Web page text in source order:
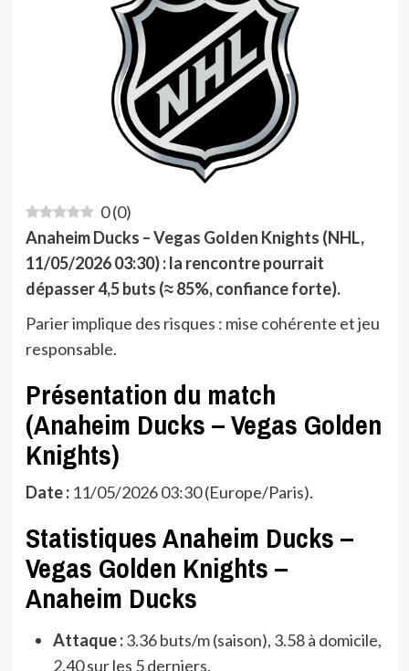
0(0)
Anaheim Ducks – Vegas Golden Knights (NHL,
11/05/2026 03:30) : la rencontre pourrait
dépasser 4,5 buts (≈ 85%, confiance forte).
Parier implique des risques : mise cohérente et jeu
responsable.
Présentation du match
(Anaheim Ducks – Vegas Golden
Knights)
Date :11/05/2026 03:30 (Europe/Paris).
Statistiques Anaheim Ducks –
Vegas Golden Knights –
Anaheim Ducks
Attaque :3.36 buts/m (saison), 3.58 à domicile,
2.40 sur les 5 derniers.